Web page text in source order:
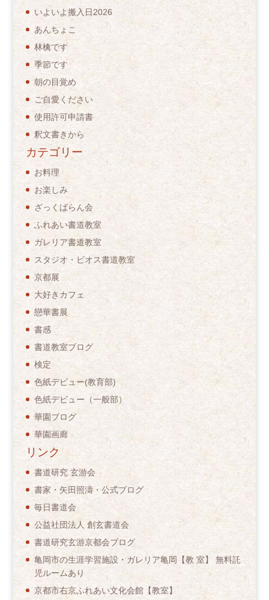
いよいよ搬入日2026
あんちょこ
林檎です
季節です
朝の目覚め
ご自愛ください
使用許可申請書
釈文書きから
カテゴリー
お料理
お楽しみ
ざっくばらん会
ふれあい書道教室
ガレリア書道教室
スタジオ・ビオス書道教室
京都展
大好きカフェ
戀華書展
書感
書道教室ブログ
検定
色紙デビュー(教育部)
色紙デビュー（一般部）
華園ブログ
華園画廊
リンク
書道研究 玄游会
書家・矢田照濤・公式ブログ
毎日書道会
公益社団法人 創玄書道会
書道研究玄游京都会ブログ
亀岡市の生涯学習施設・ガレリア亀岡【教 室】 無料託
児ルームあり
京都市右京ふれあい文化会館【教室】